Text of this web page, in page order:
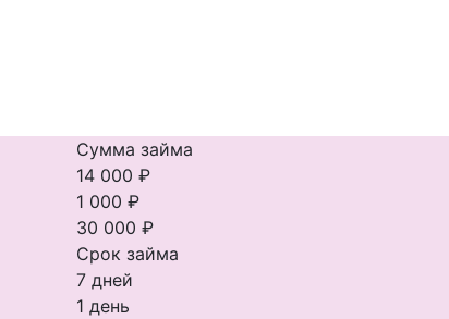
Сумма займа
14 000 ₽
1 000 ₽
30 000 ₽
Срок займа
7 дней
1 день